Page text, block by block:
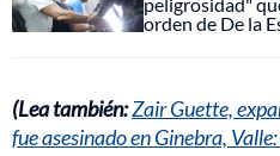
orden de De la
(Lea también:Zair Guette,
fue asesinado en Ginebra,